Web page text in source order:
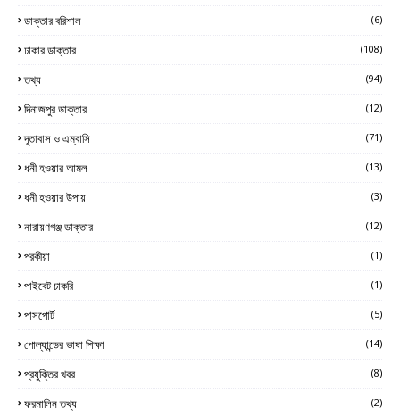
ডাক্তার বরিশাল (6)
ঢাকার ডাক্তার (108)
তথ্য (94)
দিনাজপুর ডাক্তার (12)
দূতাবাস ও এম্বাসি (71)
ধনী হওয়ার আমল (13)
ধনী হওয়ার উপায় (3)
নারায়ণগঞ্জ ডাক্তার (12)
পরকীয়া (1)
পাইবেট চাকরি (1)
পাসপোর্ট (5)
পোল্যান্ডের ভাষা শিক্ষা (14)
প্রযুক্তির খবর (8)
ফরমালিন তথ্য (2)